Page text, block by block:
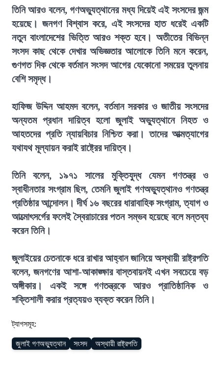
তিনি আরও বলেন, গণঅভ্যুত্থানের মধ্য দিয়েই এই সংসদের জন্ম
হয়েছে। জনগণ বিশ্বাস করে, এই সংসদের হাত ধরেই একটি
নতুন বাংলাদেশের ভিত্তি আরও শক্ত হবে। অতীতের বিভিন্ন
সংসদ কাছ থেকে দেখার অভিজ্ঞতার আলোকে তিনি মনে করেন,
গুণগত দিক থেকে বর্তমান সংসদ আগের যেকোনো সময়ের তুলনায়
বেশি সমৃদ্ধ।
হাফিজ উদ্দিন আহমদ বলেন, বর্তমান সরকার ও জাতীয় সংসদের
অন্যতম প্রধান দায়িত্ব হলো জুলাই অভ্যুত্থানে নিহত ও
আহতদের প্রতি ন্যায়বিচার নিশ্চিত করা। তাদের আত্মত্যাগের
যথাযথ মূল্যায়ন করাই রাষ্ট্রের দায়িত্ব।
তিনি বলেন, ১৯৭১ সালের মুক্তিযুদ্ধ যেমন গণতন্ত্র ও
স্বাধীনতার সংগ্রাম ছিল, তেমনি জুলাই গণঅভ্যুত্থানও গণতন্ত্র
প্রতিষ্ঠার আন্দোলন। দীর্ঘ ১৬ বছরের ধারাবাহিক সংগ্রাম, ত্যাগ ও
আত্মোৎসর্গের ফলেই স্বৈরাচারের পতন সম্ভব হয়েছে বলে মন্তব্য
করেন তিনি।
জুলাইয়ের চেতনাকে ধরে রাখার আহ্বান জানিয়ে অস্থায়ী রাষ্ট্রপতি
বলেন, জনগণের আশা-আকাঙ্ক্ষার বাস্তবায়নই এখন সবচেয়ে বড়
অঙ্গীকার। একই সঙ্গে গণতন্ত্রকে আরও প্রাতিষ্ঠানিক ও
শক্তিশালী করার প্রত্যয়ও ব্যক্ত করেন তিনি।
ট্যাগসমূহ:
জুলাই গণঅভ্যুত্থান সংসদ অস্থায়ী রাষ্ট্রপতি